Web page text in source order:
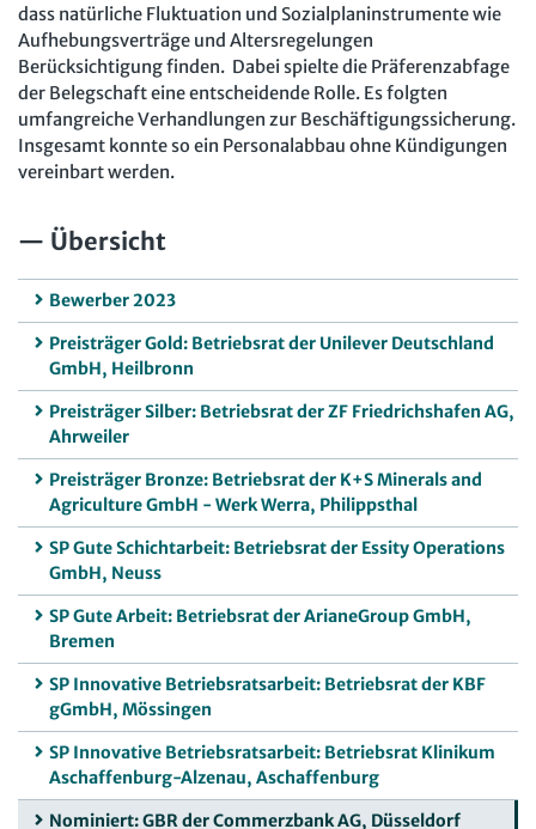
dass natürliche Fluktuation und Sozialplaninstrumente wie
Aufhebungsverträge und Altersregelungen
Berücksichtigung finden. Dabei spielte die Präferenzabfage
der Belegschaft eine entscheidende Rolle. Es folgten
umfangreiche Verhandlungen zur Beschäftigungssicherung.
Insgesamt konnte so ein Personalabbau ohne Kündigungen
vereinbart werden.
Übersicht
Bewerber 2023
Preisträger Gold: Betriebsrat der Unilever Deutschland
GmbH, Heilbronn
Preisträger Silber: Betriebsrat der ZF Friedrichshafen AG,
Ahrweiler
Preisträger Bronze: Betriebsrat der K+S Minerals and
Agriculture GmbH - Werk Werra, Philippsthal
SP Gute Schichtarbeit: Betriebsrat der Essity Operations
GmbH, Neuss
SP Gute Arbeit: Betriebsrat der ArianeGroup GmbH,
Bremen
SP Innovative Betriebsratsarbeit: Betriebsrat der KBF
gGmbH, Mössingen
SP Innovative Betriebsratsarbeit: Betriebsrat Klinikum
Aschaffenburg-Alzenau, Aschaffenburg
Nominiert: GBR der Commerzbank AG, Düsseldorf